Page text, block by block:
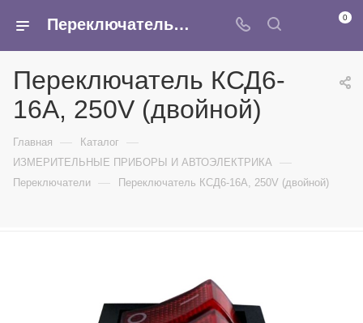
Переключатель КСД6-16А, 250V (двойной) - купить в интернет-магазине Армина 0
Переключатель КСД6-
16А, 250V (двойной)
Главная — Каталог —
ИЗМЕРИТЕЛЬНЫЕ ПРИБОРЫ И АВТОЭЛЕКТРИКА —
Переключатели — Переключатель КСД6-16А, 250V (двойной)